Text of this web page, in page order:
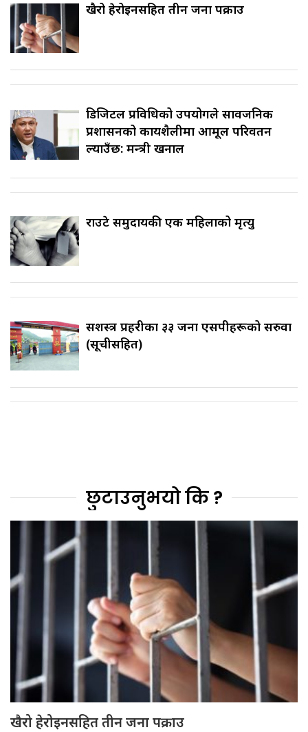
खैरो हेरोइनसहित तीन जना पक्राउ
डिजिटल प्रविधिको उपयोगले सार्वजनिक
प्रशासनको कार्यशैलीमा आमूल परिवर्तन
ल्याउँछ: मन्त्री खनाल
राउटे समुदायकी एक महिलाको मृत्यु
सशस्त्र प्रहरीका ३३ जना एसपीहरूको सरुवा
(सूचीसहित)
छुटाउनुभयो कि ?
खैरो हेरोइनसहित तीन जना पक्राउ